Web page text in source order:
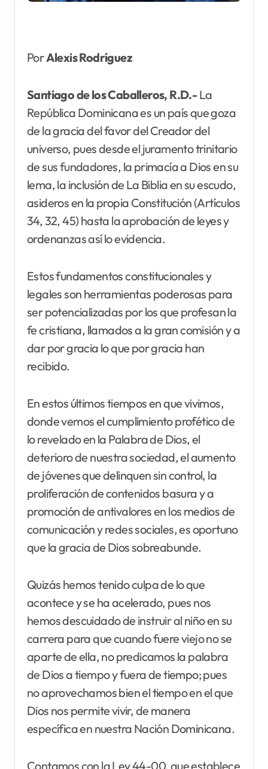
PorAlexis Rodríguez
Santiago de los Caballeros, R.D.-La
República Dominicana es un país que goza
de la gracia del favor del Creador del
universo, pues desde el juramento trinitario
de sus fundadores, la primacía a Dios en su
lema, la inclusión de La Biblia en su escudo,
asideros en la propia Constitución (Artículos
34, 32, 45) hasta la aprobación de leyes y
ordenanzas así lo evidencia.
Estos fundamentos constitucionales y
legales son herramientas poderosas para
ser potencializadas por los que profesan la
fe cristiana, llamados a la gran comisión y a
dar por gracia lo que por gracia han
recibido.
En estos últimos tiempos en que vivimos,
donde vemos el cumplimiento profético de
lo revelado en la Palabra de Dios, el
deterioro de nuestra sociedad, el aumento
de jóvenes que delinquen sin control, la
proliferación de contenidos basura y a
promoción de antivalores en los medios de
comunicación y redes sociales, es oportuno
que la gracia de Dios sobreabunde.
Quizás hemos tenido culpa de lo que
acontece y se ha acelerado, pues nos
hemos descuidado de instruir al niño en su
carrera para que cuando fuere viejo no se
aparte de ella, no predicamos la palabra
de Dios a tiempo y fuera de tiempo; pues
no aprovechamos bien el tiempo en el que
Dios nos permite vivir, de manera
específica en nuestra Nación Dominicana.
Contamos con la Ley 44-00, que establece